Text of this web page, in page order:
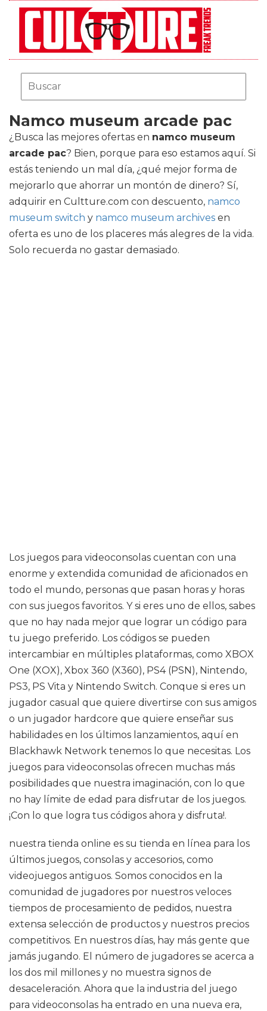
Namco museum arcade pac
¿Busca las mejores ofertas en namco museum
arcade pac? Bien, porque para eso estamos aquí. Si
estás teniendo un mal día, ¿qué mejor forma de
mejorarlo que ahorrar un montón de dinero? Sí,
adquirir en Cultture.com con descuento, namco
museum switch y namco museum archives en
oferta es uno de los placeres más alegres de la vida.
Solo recuerda no gastar demasiado.
Los juegos para videoconsolas cuentan con una
enorme y extendida comunidad de aficionados en
todo el mundo, personas que pasan horas y horas
con sus juegos favoritos. Y si eres uno de ellos, sabes
que no hay nada mejor que lograr un código para
tu juego preferido. Los códigos se pueden
intercambiar en múltiples plataformas, como XBOX
One (XOX), Xbox 360 (X360), PS4 (PSN), Nintendo,
PS3, PS Vita y Nintendo Switch. Conque si eres un
jugador casual que quiere divertirse con sus amigos
o un jugador hardcore que quiere enseñar sus
habilidades en los últimos lanzamientos, aquí en
Blackhawk Network tenemos lo que necesitas. Los
juegos para videoconsolas ofrecen muchas más
posibilidades que nuestra imaginación, con lo que
no hay límite de edad para disfrutar de los juegos.
¡Con lo que logra tus códigos ahora y disfruta!.
nuestra tienda online es su tienda en línea para los
últimos juegos, consolas y accesorios, como
videojuegos antiguos. Somos conocidos en la
comunidad de jugadores por nuestros veloces
tiempos de procesamiento de pedidos, nuestra
extensa selección de productos y nuestros precios
competitivos. En nuestros días, hay más gente que
jamás jugando. El número de jugadores se acerca a
los dos mil millones y no muestra signos de
desaceleración. Ahora que la industria del juego
para videoconsolas ha entrado en una nueva era,